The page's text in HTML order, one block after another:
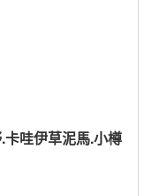
卡哇伊草泥馬.小樽